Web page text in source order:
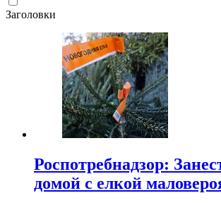
Заголовки
Роспотребнадзор:
домой с елкой